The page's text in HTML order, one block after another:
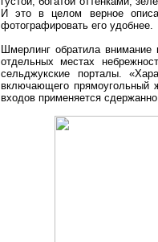
И это в целом верное
фотографировать его удобнее.
Шмерлинг обратила
отдельных местах
сельджукские порталы.
включающего прямоугольный
входов применяется